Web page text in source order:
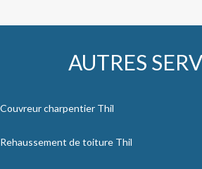
AUTRES
Couvreur charpentier Thil
Rehaussement de toiture Thil